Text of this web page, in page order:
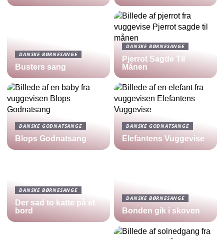
DANSKE BØRNESANGE
Busters sang
DANSKE BØRNESANGE
Pjerrot Sagde Til
Månen
DANSKE GODNATSANGE
Blops Godnatsang
DANSKE GODNATSANGE
Elefantens Vuggevise
DANSKE BØRNESANGE
Der sad to katte på et
bord
DANSKE BØRNESANGE
Bonden gik i skoven